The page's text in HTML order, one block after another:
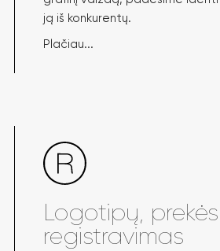
ją iš konkurentų.
Plačiau...
Logotipų,
registravimas